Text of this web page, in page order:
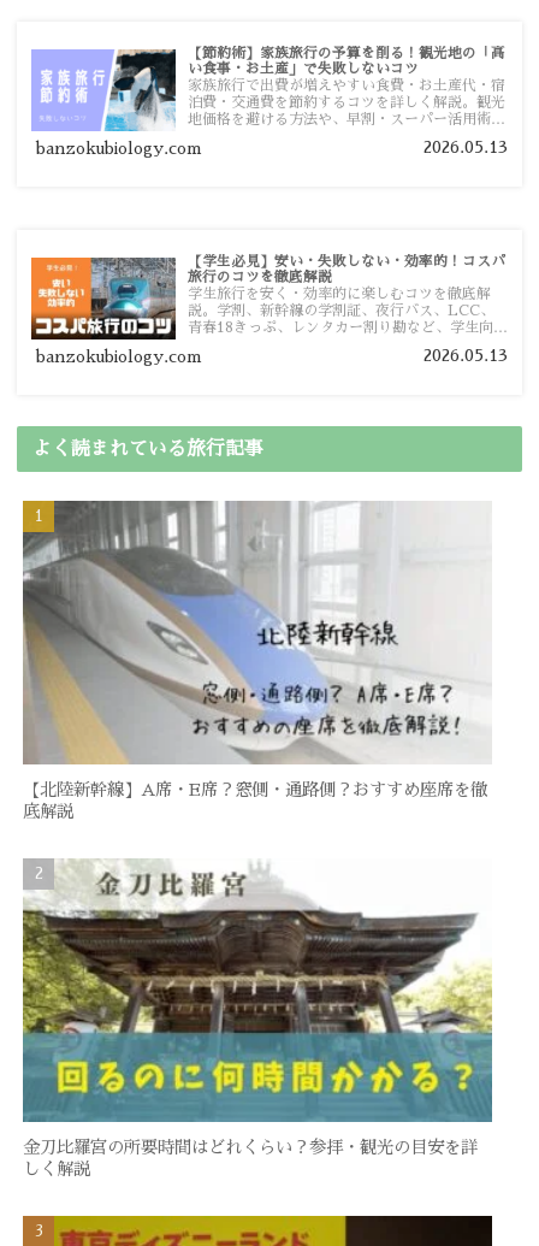
【節約術】家族旅行の予算を削る！観光地の「高
い食事・お土産」で失敗しないコツ
家族旅行で出費が増えやすい食費・お土産代・宿
泊費・交通費を節約するコツを詳しく解説。観光
地価格を避ける方法や、早割・スーパー活用術、
banzokubiology.com 2026.05.13
【学生必見】安い・失敗しない・効率的！コスパ
旅行のコツを徹底解説
学生旅行を安く・効率的に楽しむコツを徹底解
説。学割、新幹線の学割証、夜行バス、LCC、
青春18きっぷ、レンタカー割り勘など、学生向け
banzokubiology.com 2026.05.13
よく読まれている旅行記事
【北陸新幹線】A席・E席？窓側・通路側？おすすめ座席を徹
底解説
金刀比羅宮の所要時間はどれくらい？参拝・観光の目安を詳
しく解説